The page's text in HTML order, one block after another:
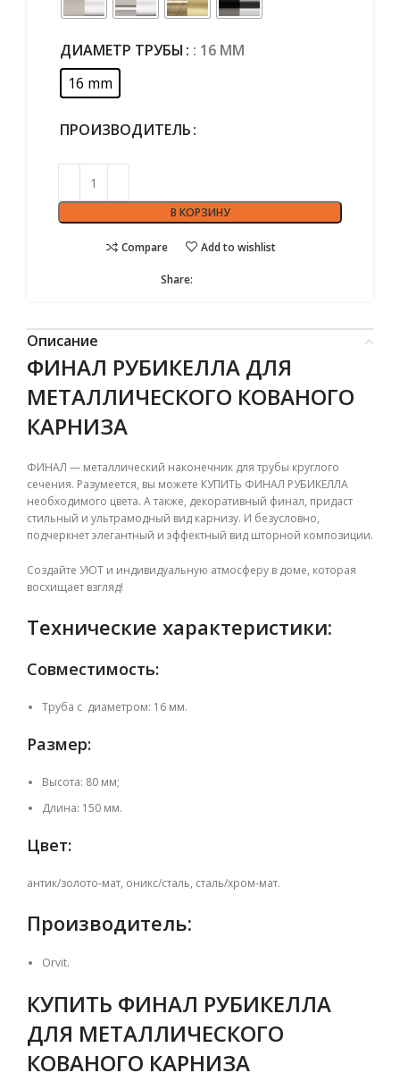
ДИАМЕТР ТРУБЫ : 16 MM
16 mm
ПРОИЗВОДИТЕЛЬ
В КОРЗИНУ
Compare Add to wishlist
Share:
Описание
ФИНАЛ РУБИКЕЛЛА ДЛЯ
МЕТАЛЛИЧЕСКОГО КОВАНОГО
КАРНИЗА
ФИНАЛ — металлический наконечник для трубы круглого
сечения. Разумеется, вы можете КУПИТЬ ФИНАЛ РУБИКЕЛЛА
необходимого цвета. А также, декоративный финал, придаст
стильный и ультрамодный вид карнизу. И безусловно,
подчеркнет элегантный и эффектный вид шторной композиции.
Создайте УЮТ и индивидуальную атмосферу в доме, которая
восхищает взгляд!
Технические характеристики:
Совместимость:
Труба с диаметром: 16 мм.
Размер:
Высота: 80 мм;
Длина: 150 мм.
Цвет:
антик/золото-мат, оникс/сталь, сталь/хром-мат.
Производитель:
Orvit.
КУПИТЬ ФИНАЛ РУБИКЕЛЛА
ДЛЯ МЕТАЛЛИЧЕСКОГО
КОВАНОГО КАРНИЗА